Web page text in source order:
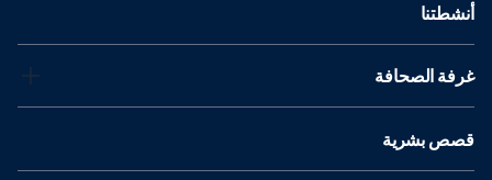
أنشطتنا
غرفة الصحافة
قصص بشرية